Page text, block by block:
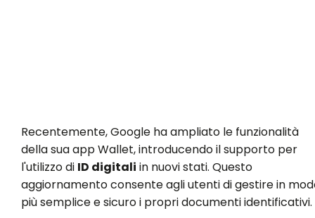
Recentemente, Google ha ampliato le funzionalità
della sua app Wallet, introducendo il supporto per
l'utilizzo di ID digitali in nuovi stati. Questo
aggiornamento consente agli utenti di gestire in
più semplice e sicuro i propri documenti identificativi.